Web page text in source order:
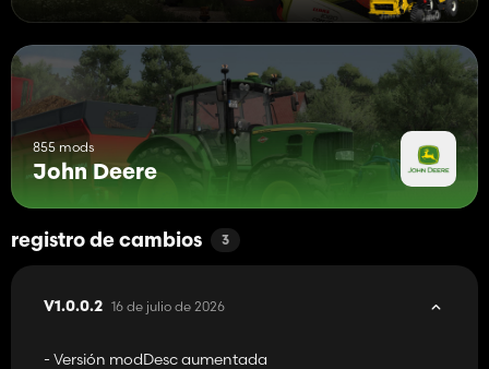
855 mods
John Deere
registro de cambios 3
V1.0.0.2 16 de julio de 2026
- Versión modDesc aumentada